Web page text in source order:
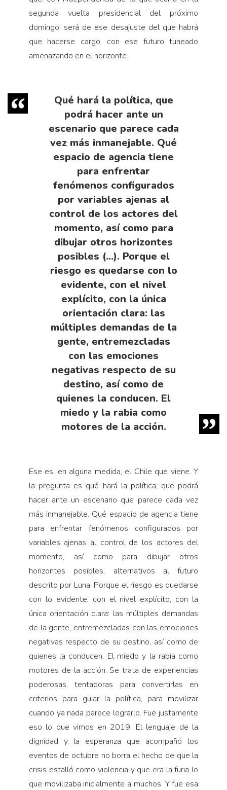
segunda vuelta presidencial del próximo
domingo, será de ese desajuste del que habrá
que hacerse cargo, con ese futuro tuneado
amenazando en el horizonte.
Qué hará la política, que
podrá hacer ante un
escenario que parece cada
vez más inmanejable. Qué
espacio de agencia tiene
para enfrentar
fenómenos configurados
por variables ajenas al
control de los actores del
momento, así como para
dibujar otros horizontes
posibles (…). Porque el
riesgo es quedarse con lo
evidente, con el nivel
explícito, con la única
orientación clara: las
múltiples demandas de la
gente, entremezcladas
con las emociones
negativas respecto de su
destino, así como de
quienes la conducen. El
miedo y la rabia como
motores de la acción.
Ese es, en alguna medida, el Chile que viene. Y
la pregunta es qué hará la política, que podrá
hacer ante un escenario que parece cada vez
más inmanejable. Qué espacio de agencia tiene
para enfrentar fenómenos configurados por
variables ajenas al control de los actores del
momento, así como para dibujar otros
horizontes posibles, alternativos al futuro
descrito por Luna. Porque el riesgo es quedarse
con lo evidente, con el nivel explícito, con la
única orientación clara: las múltiples demandas
de la gente, entremezcladas con las emociones
negativas respecto de su destino, así como de
quienes la conducen. El miedo y la rabia como
motores de la acción. Se trata de experiencias
poderosas, tentadoras para convertirlas en
criterios para guiar la política, para movilizar
cuando ya nada parece lograrlo. Fue justamente
eso lo que vimos en 2019. El lenguaje de la
dignidad y la esperanza que acompañó los
eventos de octubre no borra el hecho de que la
crisis estalló como violencia y que era la furia lo
que movilizaba inicialmente a muchos. Y fue esa